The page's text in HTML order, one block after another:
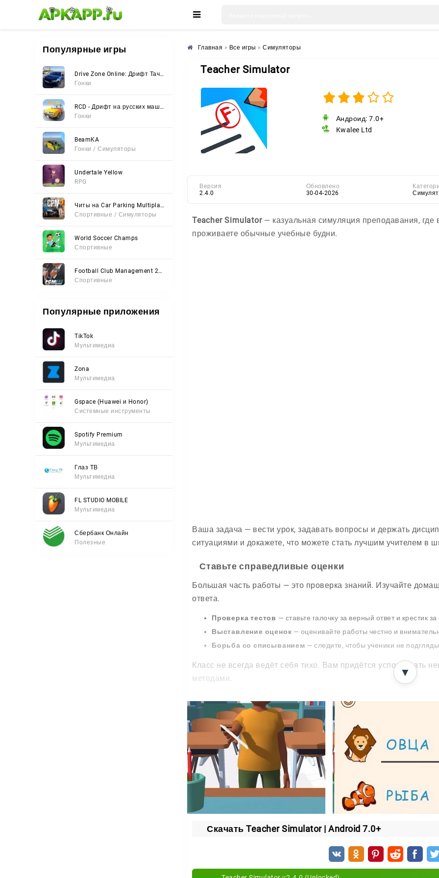
🌸 🌼 🌺
Популярные игры
Drive Zone Online: Дрифт Тачки
Гонки
RCD - Дрифт на русских машинах
Гонки
BeamKA
Гонки / Симуляторы
Undertale Yellow
RPG
Читы на Car Parking Multiplayer 2 (Все открыто, Мод-Меню)
Спортивные / Симуляторы
World Soccer Champs
Спортивные
Football Club Management 2023
Спортивные
Популярные приложения
TikTok
Мультимедиа
Zona
Мультимедиа
Gspace (Huawei и Honor)
Системные инструменты
Spotify Premium
Мультимедиа
Глаз ТВ
Мультимедиа
FL STUDIO MOBILE
Мультимедиа
Сбербанк Онлайн
Полезные
Главная » Все игры » Симуляторы
Teacher Simulator
Андроид: 7.0+
Kwalee Ltd
Версия
2.4.0
Обновлено
30-04-2026
Teacher Simulator— казуальная симуляция преподавания,
проживаете обычные учебные будни.
Ваша задача — вести урок, задавать вопросы и держать
ситуациями и докажете, что можете стать лучшим учителем в
Ставьте справедливые оценки
Большая часть работы — это проверка знаний. Изучайте
ответа.
Проверка тестов — ставьте галочку за верный ответ и крестик
Выставление оценок — оценивайте работы честно и
Борьба со списыванием — следите, чтобы ученики не
Класс не всегда ведёт себя тихо. Вам придётся успокаивать
методами.
Держите дисциплину
Роль учителя не сводится к одним урокам. Иногда нужно
Разнимайте дерущихся мальчишек.
Останавливайте списывание во время теста.
Возвращайте внимание класса к учёбе.
Каждая решённая ситуация приближает вас к цели — стать
Развивайте карьеру
Чем лучше вы справляетесь с обязанностями, тем выше
С прогрессом открываются новые предметы, новые классы и
▼
Скачать Teacher Simulator | Android 7.0+